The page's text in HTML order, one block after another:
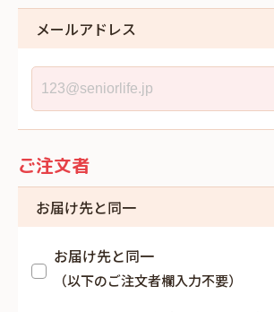
メールアドレス
ご注文者
お届け先と同一
お届け先と同一
（以下のご注文者欄入力不要）